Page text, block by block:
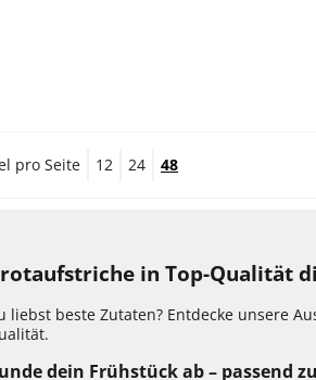
pro Seite 12 24 48
in Top-Qualität
liebst beste Zutaten? Entdecke unsere
dein Frühstück ab – passend